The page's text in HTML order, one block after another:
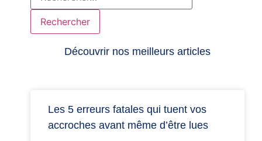
Découvrir nos meilleurs articles
Les 5 erreurs fatales qui tuent vos
accroches avant même d’être lues